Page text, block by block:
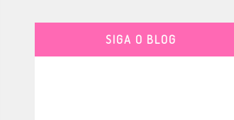
SIGA O BLOG